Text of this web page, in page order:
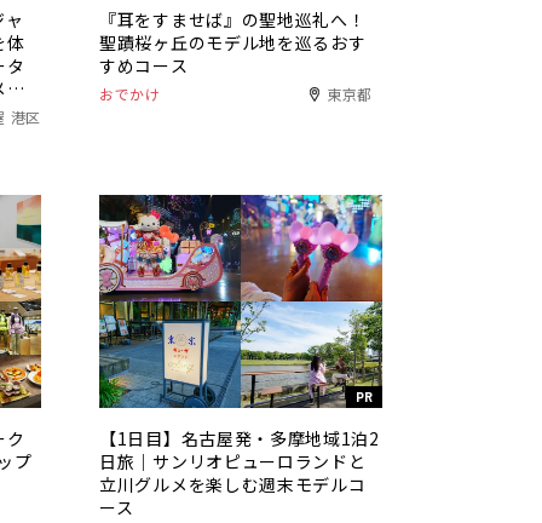
体
タ
も
港区
『耳をすませば』の聖地巡礼へ！
聖蹟桜ヶ丘のモデル地を巡るおす
すめコース
おでかけ 東京都
ク
プ
PR
【1日目】名古屋発・多摩地域1泊2
日旅｜サンリオピューロランドと
立川グルメを楽しむ週末モデルコ
ース